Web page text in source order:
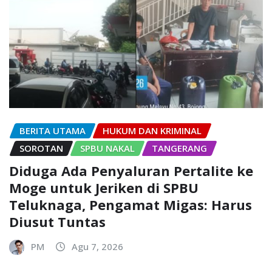
BERITA UTAMA
HUKUM DAN KRIMINAL
SOROTAN
SPBU NAKAL TANGERANG
Diduga Ada Penyaluran Pertalite ke
Moge untuk Jeriken di SPBU
Teluknaga, Pengamat Migas: Harus
Diusut Tuntas
PM Agu 7, 2026